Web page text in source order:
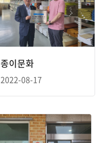
종이문화
2022-08-17